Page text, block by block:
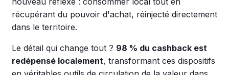
récupérant du pouvoir d'achat, réinjecté directement
dans le territoire.
Le détail qui change tout ? 98 % du cashback est
redépensé localement, transformant ces dispositifs